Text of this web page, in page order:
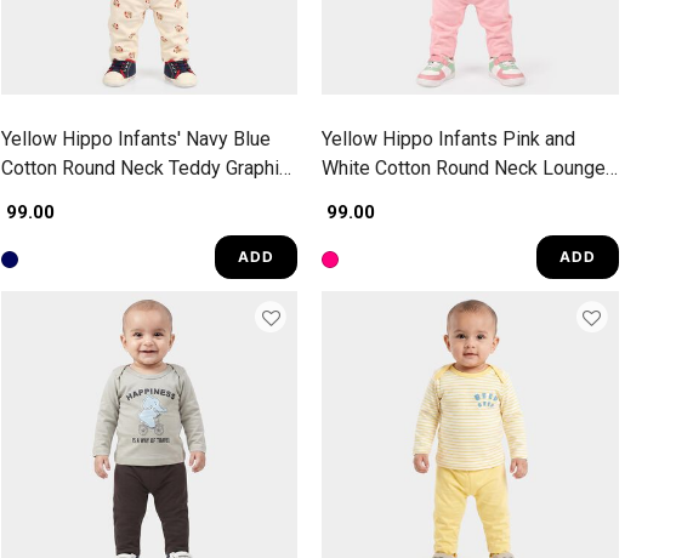
Yellow Hippo Infants' Navy Blue
Cotton Round Neck Teddy Graphic
₹ 99.00
ADD
Yellow Hippo Infants Pink and
White Cotton Round Neck Lounge
₹ 99.00
ADD